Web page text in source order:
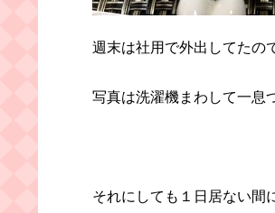
週末は社用で外出してたの
写真は洗濯機まわして一息
それにしても１日居ない間